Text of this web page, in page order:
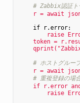
# Zabbix認証ト
r = await
if r.error:
raise
token =
# ホストグルー
r = await
# 重複登録の場
if
r.error and
raise